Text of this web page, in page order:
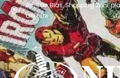
Av. San Blás, Shopping Zuni,
del Este